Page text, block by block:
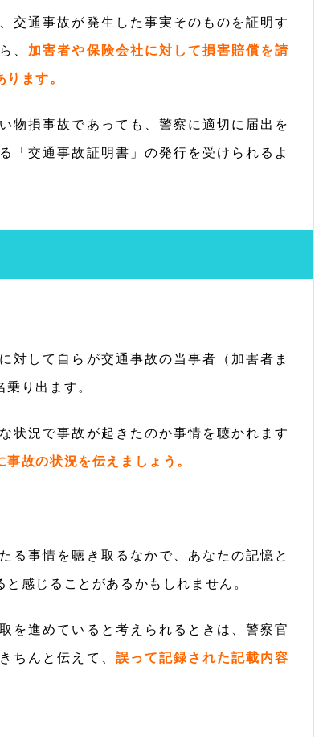
交通事故が発生した事実そのものを証明す
、 加害者や保険会社に対して損害賠償を請
ます。
物損事故であっても、警察に適切に届出を
「交通事故証明書」の発行を受けられるよ
対して自らが交通事故の当事者（加害者ま
り出ます。
状況で事故が起きたのか事情を聴かれます
事故の状況を伝えましょう。
る事情を聴き取るなかで、あなたの記憶と
感じることがあるかもしれません。
を進めていると考えられるときは、警察官
ちんと伝えて、 誤って記録された記載内容